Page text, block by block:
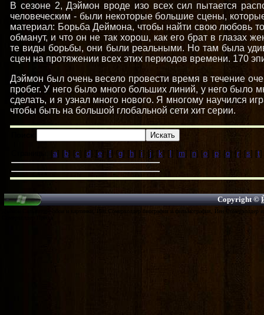
В сезоне 2, Дэймон вроде изо всех сил пытается
человеческим - были некоторые большие сцены,
материал: Борьба Деймона, чтобы найти свою любовь
обманут, и что он не так хорош, как его брат в глазах
те виды борьбы, они были реальными. Но там была
сцен на протяжении всех этих периодов времени. 170
Дэймон был очень весело провести время в течение
пробег. У него было много больших линий, у него было
сделать, и я узнал много нового. Я многому научился
чтобы быть на большой глобальной сети хит серии.
a] [ b c d e f ] [g h ] [i] [ j ] [ k] [ ] [ m] [ n ] [o ] [p] [ q ] [r] [s] [t]
Copyright ©
Дэймон Сальваторе обои и картинки, Йен Сомерхолдер биография и фильмография, Йен